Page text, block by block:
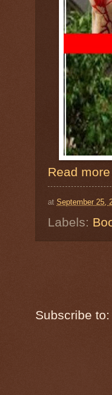
Read
at September 25,
Labels:
Subscribe to: